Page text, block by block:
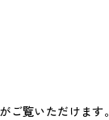
ご覧いただけます。